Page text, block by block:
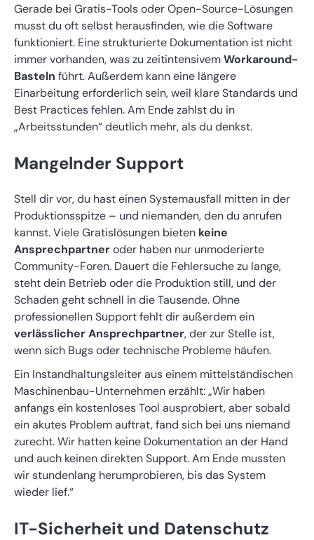
Gerade bei Gratis-Tools oder Open-Source-Lösungen
musst du oft selbst herausfinden, wie die Software
funktioniert. Eine strukturierte Dokumentation ist nicht
immer vorhanden, was zu zeitintensivemWorkaround-
Basteln führt. Außerdem kann eine längere
Einarbeitung erforderlich sein, weil klare Standards und
Best Practices fehlen. Am Ende zahlst du in
„Arbeitsstunden“ deutlich mehr, als du denkst.
Mangelnder Support
Stell dir vor, du hast einen Systemausfall mitten in der
Produktionsspitze – und niemanden, den du anrufen
kannst. Viele Gratislösungen bieten keine
Ansprechpartneroder haben nur unmoderierte
Community-Foren. Dauert die Fehlersuche zu lange,
steht dein Betrieb oder die Produktion still, und der
Schaden geht schnell in die Tausende. Ohne
professionellen Support fehlt dir außerdem ein
verlässlicher Ansprechpartner, der zur Stelle ist,
wenn sich Bugs oder technische Probleme häufen.
Ein Instandhaltungsleiter aus einem mittelständischen
Maschinenbau-Unternehmen erzählt: „Wir haben
anfangs ein kostenloses Tool ausprobiert, aber sobald
ein akutes Problem auftrat, fand sich bei uns niemand
zurecht. Wir hatten keine Dokumentation an der Hand
und auch keinen direkten Support. Am Ende mussten
wir stundenlang herumprobieren, bis das System
wieder lief.“
IT-Sicherheit und Datenschutz